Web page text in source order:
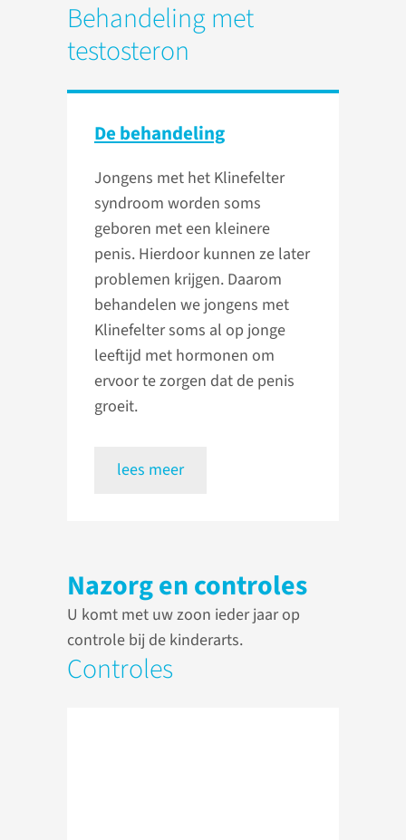
Behandeling met
testosteron
De behandeling
Jongens met het Klinefelter
syndroom worden soms
geboren met een kleinere
penis. Hierdoor kunnen ze later
problemen krijgen. Daarom
behandelen we jongens met
Klinefelter soms al op jonge
leeftijd met hormonen om
ervoor te zorgen dat de penis
groeit.
lees meer
Nazorg en controles
U komt met uw zoon ieder jaar op
controle bij de kinderarts.
Controles